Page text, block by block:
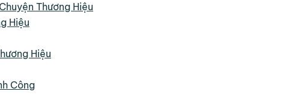
Thương Hiệu
Hiệu
Hiệu
Công